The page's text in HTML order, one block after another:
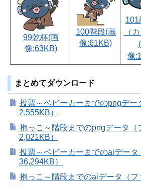
99乾杯(画
像:63KB)
100階段(画
像:61KB)
101
（
像
まとめてダウンロード
投票～ベビーカーまでのpngデー
2,555KB）
抱っこ～階段までのpngデータ（
2,021KB）
投票～ベビーカーまでのaiデータ
36,294KB）
抱っこ～階段までのaiデータ（フ